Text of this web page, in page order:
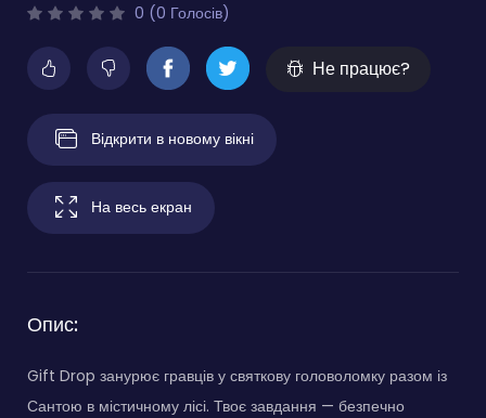
0 (0 Голосів)
Не працює?
Відкрити в новому вікні
На весь екран
Опис:
Gift Drop занурює гравців у святкову головоломку разом із
Сантою в містичному лісі. Твоє завдання — безпечно